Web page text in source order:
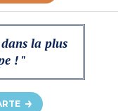
la plus
! "